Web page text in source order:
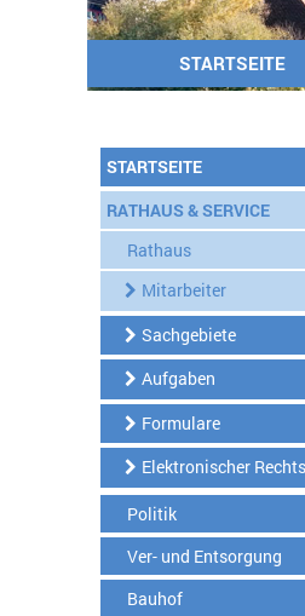
STARTSEITE
STARTSEITE
RATHAUS & SERVICE
Rathaus
Mitarbeiter
Sachgebiete
Aufgaben
Formulare
Elektronischer
Politik
Ver- und Entsorgung
Bauhof